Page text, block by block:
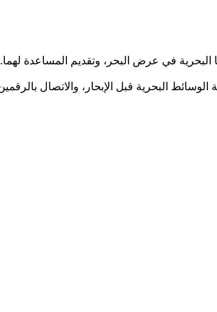
في عرض البحر، وتقديم المساعدة لهما.